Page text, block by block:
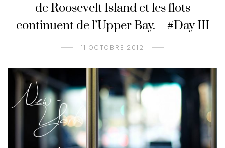
de Roosevelt Island et les flots
continuent de l’Upper Bay. – #Day III
11 OCTOBRE 2012